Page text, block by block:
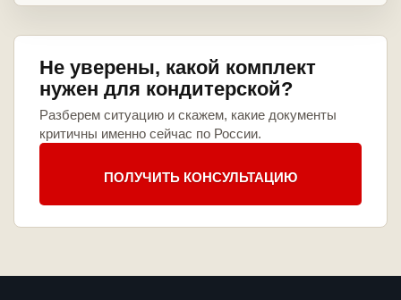
Не уверены, какой комплект
нужен для кондитерской?
Разберем ситуацию и скажем, какие документы
критичны именно сейчас по России.
ПОЛУЧИТЬ КОНСУЛЬТАЦИЮ